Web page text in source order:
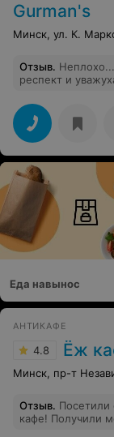
Gurman's
Минск, ул. К.
Отзыв.
респект и
просто с опытом
Еда навынос
АНТИКАФЕ
4.8 Ёж
Минск, пр-т
Отзыв. Посетили с
кафе! Получили